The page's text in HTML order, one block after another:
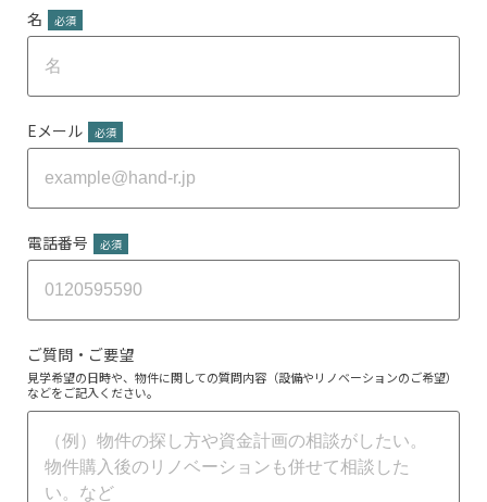
名
Eメール
電話番号
ご質問・ご要望
見学希望の日時や、物件に関しての質問内容（設備やリノベーションのご希望）
などをご記入ください。